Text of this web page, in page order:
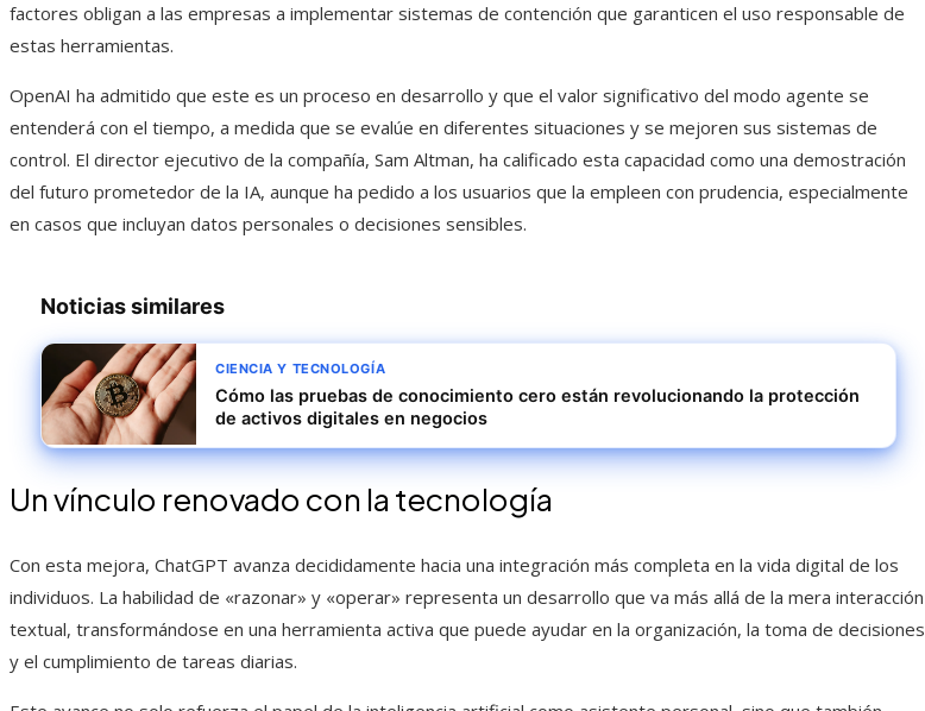
factores obligan a las empresas a implementar sistemas de contención que garanticen el uso responsable de
estas herramientas.
OpenAI ha admitido que este es un proceso en desarrollo y que el valor significativo del modo agente se
entenderá con el tiempo, a medida que se evalúe en diferentes situaciones y se mejoren sus sistemas de
control. El director ejecutivo de la compañía, Sam Altman, ha calificado esta capacidad como una demostración
del futuro prometedor de la IA, aunque ha pedido a los usuarios que la empleen con prudencia, especialmente
en casos que incluyan datos personales o decisiones sensibles.
Noticias similares
CIENCIA Y TECNOLOGÍA
Cómo las pruebas de conocimiento cero están revolucionando la protección
de activos digitales en negocios
Un vínculo renovado con la tecnología
Con esta mejora, ChatGPT avanza decididamente hacia una integración más completa en la vida digital de los
individuos. La habilidad de «razonar» y «operar» representa un desarrollo que va más allá de la mera interacción
textual, transformándose en una herramienta activa que puede ayudar en la organización, la toma de decisiones
y el cumplimiento de tareas diarias.